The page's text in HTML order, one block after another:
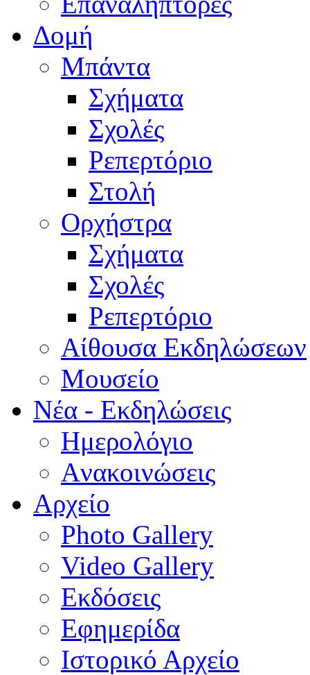
Δομή
Μπάντα
Σχήματα
Σχολές
Ρεπερτόριο
Στολή
Ορχήστρα
Σχήματα
Σχολές
Ρεπερτόριο
Aίθουσα Εκδηλώσεων
Μουσείο
Νέα - Εκδηλώσεις
Ημερολόγιο
Aνακοινώσεις
Αρχείο
Photo Gallery
Video Gallery
Εκδόσεις
Εφημερίδα
Ιστορικό Αρχείο